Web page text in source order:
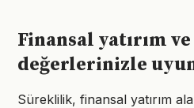
Finansal yatırım
değerlerinizle
Süreklilik, finansal yatırım